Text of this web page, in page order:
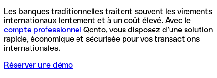
Les banques traditionnelles traitent souvent les virements
internationaux lentement et à un coût élevé. Avec le
compte professionnel Qonto, vous disposez d’une solution
rapide, économique et sécurisée pour vos transactions
internationales.
Réserver une démo